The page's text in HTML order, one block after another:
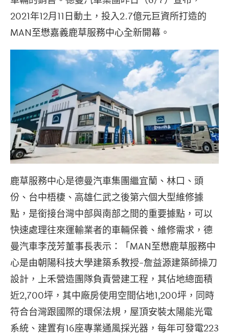
2021年12月11日動土，投入2.7億元巨資所打造的
MAN至懋嘉義鹿草服務中心全新開幕。
鹿草服務中心是德曼汽車集團繼宜蘭、林口、頭
份、台中梧棲、高雄仁武之後第六個大型維修據
點，是銜接台灣中部與南部之間的重要據點，可以
快速處理往來運輸業者的車輛保養、維修需求，德
曼汽車李茂芳董事長表示：「MAN至懋鹿草服務中
心是由朝陽科技大學建築系教授-詹益源建築師操刀
設計，上禾營造團隊負責營建工程，其佔地總面積
近2,700坪，其中廠房使用空間佔地1,200坪，同時
符合台灣跟國際的環保法規，屋頂安裝太陽能光電
系統、建置有16座專業通風採光器，每年可發電223